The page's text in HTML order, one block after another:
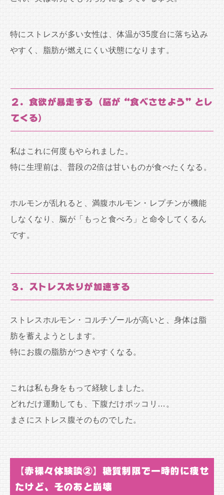
特にストレスが多い女性は、体温が35度台に落ち込み
やすく、脂肪が燃えにくい状態になります。
２．食欲が暴走する（脳が“食べさせよう”とし
てくる）
私はこれに何度もやられました。
特に生理前は、普段の2倍は甘いものが食べたくなる。
ホルモンが乱れると、満腹ホルモン・レプチンが機能
しなくなり、脳が「もっと食べろ」と命令してくるん
です。
３．ストレス太りが加速する
ストレスホルモン・コルチゾールが高いと、身体は脂
肪を蓄えようとします。
特にお腹の脂肪がつきやすくなる。
これは私も身をもって経験しました。
どれだけ運動しても、下腹だけポッコリ…。
まさにストレス腹そのものでした。
【赤裸々体験談②】糖質制限で一時的に痩せ
たけど、そのあと崩壊